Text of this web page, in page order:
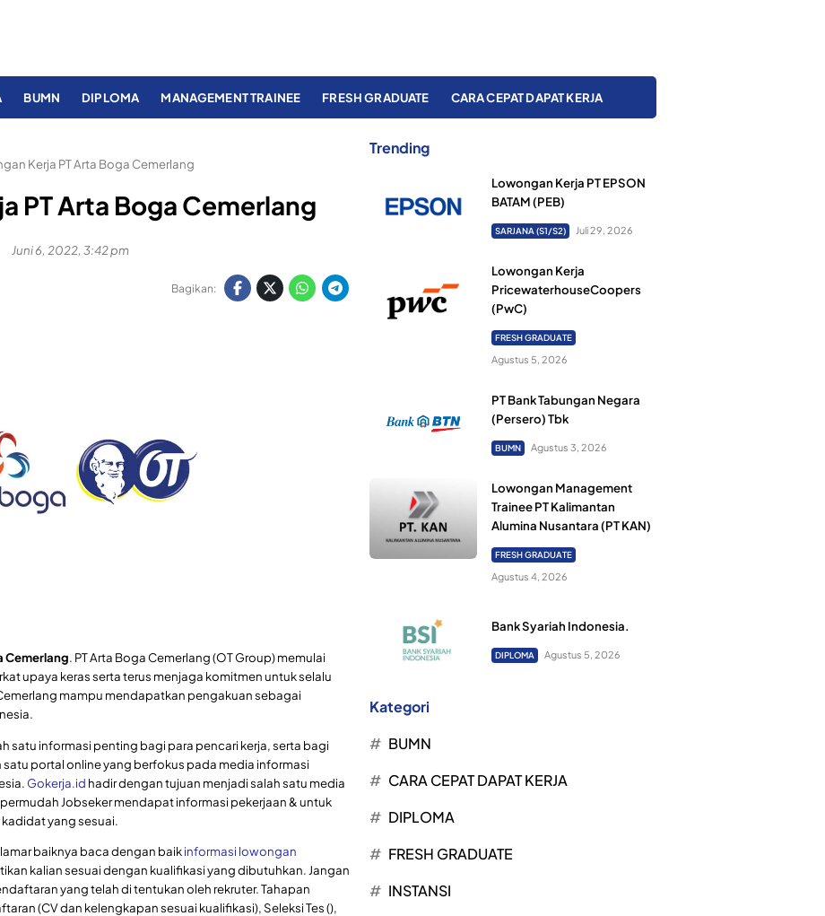
BUMN DIPLOMA MANAGEMENT TRAINEE FRESH GRADUATE CARA CEPAT DAPAT KERJA
Kerja PT Arta Boga Cemerlang
PT Arta Boga Cemerlang
Juni 6, 2022, 3:42 pm
Bagikan:
Cemerlang. PT Arta Boga Cemerlang (OT Group) memulai
upaya keras serta terus menjaga komitmen untuk selalu
mampu mendapatkan pengakuan sebagai
satu informasi penting bagi para pencari kerja, serta bagi
satu portal online yang berfokus pada media informasi
Gokerja.id hadir dengan tujuan menjadi salah satu media
Jobseker mendapat informasi pekerjaan & untuk
yang sesuai.
baiknya baca dengan baikinformasi lowongan
kalian sesuai dengan kualifikasi yang dibutuhkan. Jangan
yang telah di tentukan oleh rekruter. Tahapan
(CV dan kelengkapan sesuai kualifikasi), Seleksi Tes (),
Trending
Lowongan Kerja PT EPSON
BATAM (PEB)
SARJANA (S1/S2) Juli 29, 2026
Lowongan Kerja
PricewaterhouseCoopers
(PwC)
FRESH GRADUATE
Agustus 5, 2026
PT Bank Tabungan Negara
(Persero) Tbk
BUMN Agustus 3, 2026
Lowongan Management
Trainee PT Kalimantan
Alumina Nusantara (PT KAN)
FRESH GRADUATE
Agustus 4, 2026
Bank Syariah Indonesia.
DIPLOMA Agustus 5, 2026
Kategori
BUMN
CARA CEPAT DAPAT KERJA
DIPLOMA
FRESH GRADUATE
INSTANSI